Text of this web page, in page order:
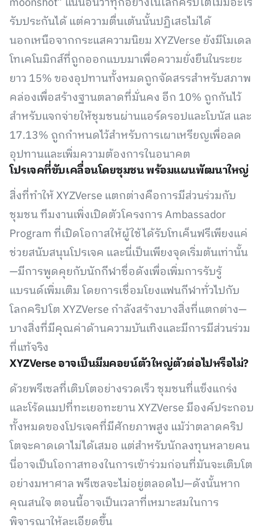
รับประกันได้ แต่ความตื่นเต้นนั้นปฏิเสธไม่ได้
นอกเหนือจากกระแสความนิยม XYZVerse ยังมีโมเดล
โทเคโนมิกส์ที่ถูกออกแบบมาเพื่อความยั่งยืนในระยะ
ยาว 15% ของอุปทานทั้งหมดถูกจัดสรรสำหรับสภาพ
คล่องเพื่อสร้างฐานตลาดที่มั่นคง อีก 10% ถูกกันไว้
สำหรับแจกจ่ายให้ชุมชนผ่านแอร์ดรอปและโบนัส และ
17.13% ถูกกำหนดไว้สำหรับการเผาเหรียญเพื่อลด
อุปทานและเพิ่มความต้องการในอนาคต
โปรเจคที่ขับเคลื่อนโดยชุมชน พร้อมแผนพัฒนาใหญ่
สิ่งที่ทำให้ XYZVerse แตกต่างคือการมีส่วนร่วมกับ
ชุมชน ทีมงานเพิ่งเปิดตัวโครงการ Ambassador
Program ที่เปิดโอกาสให้ผู้ใช้ได้รับโทเค็นฟรีเพียงแค่
ช่วยสนับสนุนโปรเจค และนี่เป็นเพียงจุดเริ่มต้นเท่านั้น
—มีการพูดคุยกับนักกีฬาชื่อดังเพื่อเพิ่มการรับรู้
แบรนด์เพิ่มเติม โดยการเชื่อมโยงแฟนกีฬาทั่วไปกับ
โลกคริปโต XYZVerse กำลังสร้างบางสิ่งที่แตกต่าง—
บางสิ่งที่มีคุณค่าด้านความบันเทิงและมีการมีส่วนร่วม
ที่แท้จริง
XYZVerse อาจเป็นมีมคอยน์ตัวใหญ่ตัวต่อไปหรือไม่?
ด้วยพรีเซลที่เติบโตอย่างรวดเร็ว ชุมชนที่แข็งแกร่ง
และโร้ดแมปที่ทะเยอทะยาน XYZVerse มีองค์ประกอบ
ทั้งหมดของโปรเจคที่มีศักยภาพสูง แม้ว่าตลาดคริป
โตจะคาดเดาไม่ได้เสมอ แต่สำหรับนักลงทุนหลายคน
นี่อาจเป็นโอกาสทองในการเข้าร่วมก่อนที่มันจะเติบโต
อย่างมหาศาล พรีเซลจะไม่อยู่ตลอดไป—ดังนั้นหาก
คุณสนใจ ตอนนี้อาจเป็นเวลาที่เหมาะสมในการ
พิจารณาให้ละเอียดขึ้น